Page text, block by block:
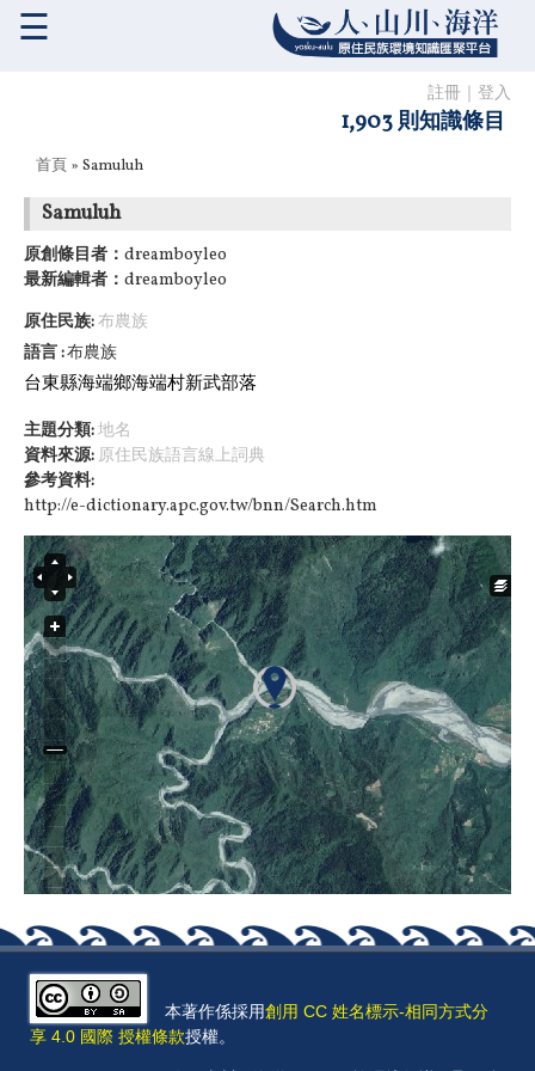
註冊 登入
1,903 則知識條目
☰
您在這裡
首頁 » Samuluh
Samuluh
原創條目者： dreamboyleo
最新編輯者： dreamboyleo
原住民族:布農族
語言 布農族
台東縣海端鄉海端村新武部落
主題分類:地名
資料來源: 原住民族語言線上詞典
參考資料:
http://e-dictionary.apc.gov.tw/bnn/Search.htm
本著作係採用創用 CC 姓名標示-相同方式分
享 4.0 國際 授權條款授權。